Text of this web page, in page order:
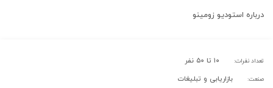
درباره استودیو زومینو
تعداد نفرات: ۱۰ تا ۵۰ نفر
صنعت: بازاریابی و تبلیغات